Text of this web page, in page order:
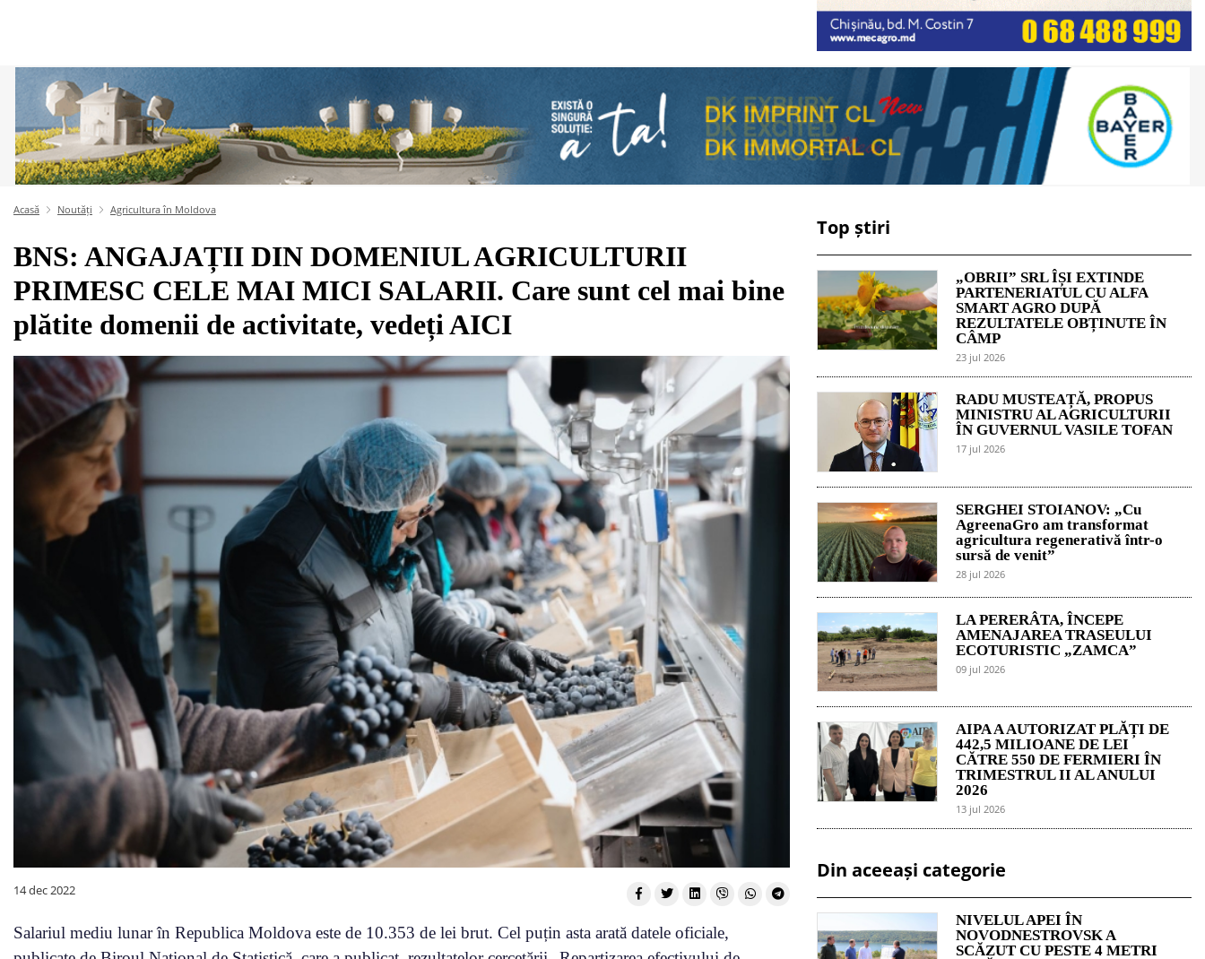
Acasă Noutăți Agricultura în Moldova
BNS: ANGAJAȚII DIN DOMENIUL AGRICULTURII
PRIMESC CELE MAI MICI SALARII. Care sunt cel mai bine
plătite domenii de activitate, vedeți AICI
14 dec 2022
Salariul mediu lunar în Republica Moldova este de 10.353 de lei brut. Cel puțin asta arată datele oficiale,
Top știri
„OBRII” SRL ÎȘI EXTINDE
PARTENERIATUL CU ALFA
SMART AGRO DUPĂ
REZULTATELE OBȚINUTE ÎN
CÂMP
23 jul 2026
RADU MUSTEAȚĂ, PROPUS
MINISTRU AL AGRICULTURII
ÎN GUVERNUL VASILE TOFAN
17 jul 2026
SERGHEI STOIANOV: „Cu
AgreenaGro am transformat
agricultura regenerativă într-o
sursă de venit”
28 jul 2026
LA PERERÂTA, ÎNCEPE
AMENAJAREA TRASEULUI
ECOTURISTIC „ZAMCA”
09 jul 2026
AIPA A AUTORIZAT PLĂȚI DE
442,5 MILIOANE DE LEI
CĂTRE 550 DE FERMIERI ÎN
TRIMESTRUL II AL ANULUI
2026
13 jul 2026
Din aceeași categorie
NIVELUL APEI ÎN
NOVODNESTROVSK A
SCĂZUT CU PESTE 4 METRI